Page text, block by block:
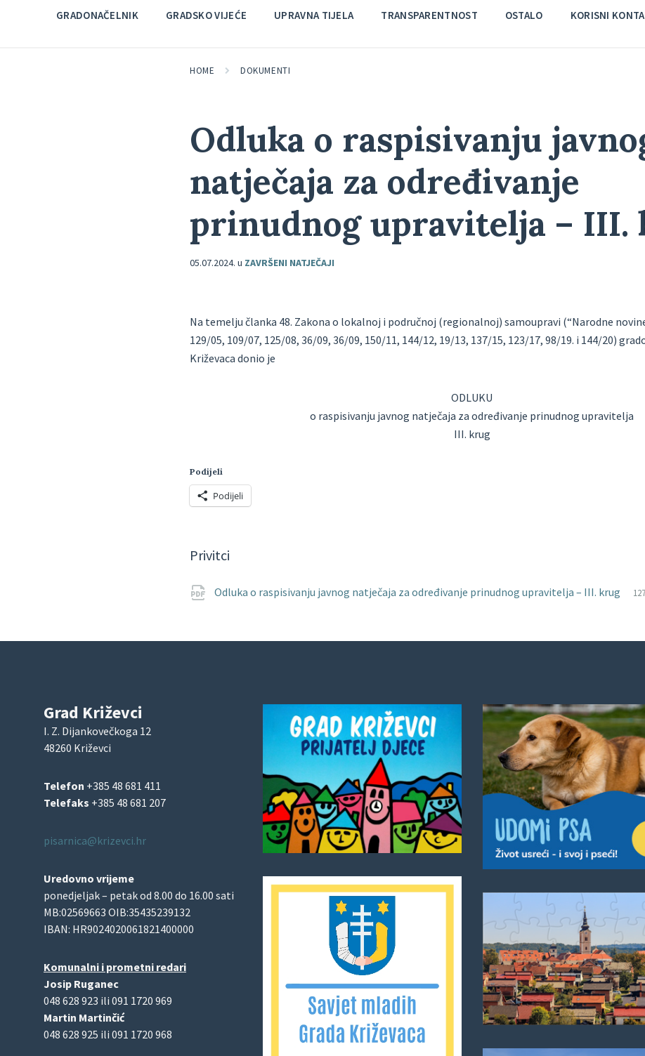
GRADONAČELNIK GRADSKO VIJEĆE UPRAVNA TIJELA TRANSPARENTNOST OSTALO KORISNI
HOME DOKUMENTI
Odluka o raspisivanju
natječaja za određivanje
prinudnog upravitelja – III.
05.07.2024.u ZAVRŠENI NATJEČAJI
Na temelju članka 48. Zakona o lokalnoj i područnoj (regionalnoj) samoupravi (“Narodne
129/05, 109/07, 125/08, 36/09, 36/09, 150/11, 144/12, 19/13, 137/15, 123/17, 98/19. i 144/20)
Križevaca donio je
ODLUKU
o raspisivanju javnog natječaja za određivanje prinudnog upravitelja
III. krug
Podijeli
Podijeli
Privitci
Odluka o raspisivanju javnog natječaja za određivanje prinudnog upravitelja – III. krug pdf
Grad Križevci
I. Z. Dijankovečkoga 12
48260 Križevci
Telefon +385 48 681 411
Telefaks +385 48 681 207
pisarnica@krizevci.hr
Uredovno vrijeme
ponedjeljak – petak od 8.00 do 16.00 sati
MB:02569663 OIB:35435239132
IBAN: HR9024020061821400000
Komunalni i prometni redari
Josip Ruganec
048 628 923 ili 091 1720 969
Martin Martinčić
048 628 925 ili 091 1720 968